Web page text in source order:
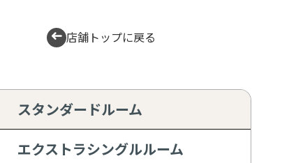
店舗トップに戻る
スタンダードルーム
エクストラシングルルーム